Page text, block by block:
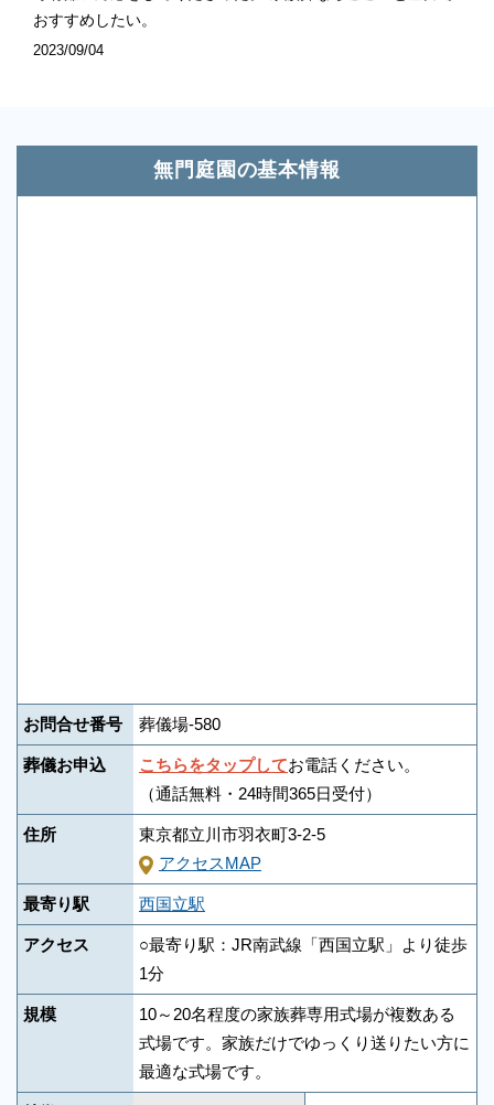
おすすめしたい。
2023/09/04
無門庭園の基本情報
お問合せ番号 葬儀場-580
葬儀お申込 こちらをタップしてお電話ください。
（通話無料・24時間365日受付）
住所
東京都立川市羽衣町3-2-5
アクセスMAP
最寄り駅 西国立駅
アクセス
○最寄り駅：JR南武線「西国立駅」より徒歩
1分
規模
10～20名程度の家族葬専用式場が複数ある
式場です。家族だけでゆっくり送りたい方に
最適な式場です。